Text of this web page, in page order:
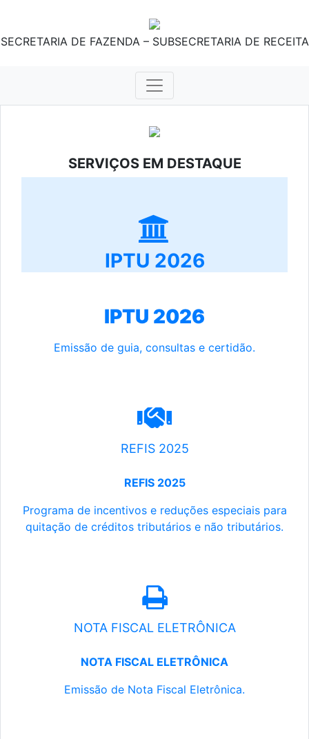
SECRETARIA DE FAZENDA – SUBSECRETARIA DE RECEITA
SERVIÇOS EM DESTAQUE
IPTU 2026
IPTU 2026
Emissão de guia, consultas e certidão.
REFIS 2025
REFIS 2025
Programa de incentivos e reduções especiais para
quitação de créditos tributários e não tributários.
NOTA FISCAL ELETRÔNICA
NOTA FISCAL ELETRÔNICA
Emissão de Nota Fiscal Eletrônica.